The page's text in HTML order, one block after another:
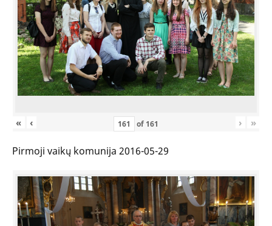
« ‹ of 161 › »
Pirmoji vaikų komunija 2016-05-29